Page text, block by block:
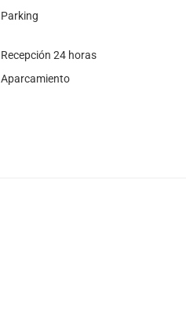
Parking
Recepción 24 horas
Aparcamiento